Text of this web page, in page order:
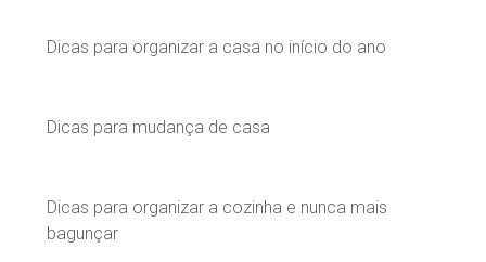
Dicas para organizar a casa no início do ano
Dicas para mudança de casa
Dicas para organizar a cozinha e nunca mais
bagunçar